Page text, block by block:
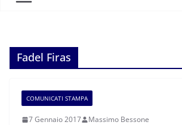
Fadel Firas
COMUNICATI STAMPA
7 Gennaio 2017 Massimo Bessone